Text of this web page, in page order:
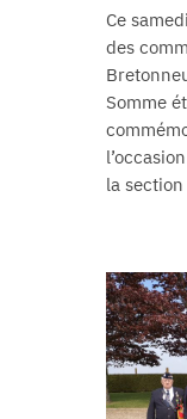
Ce
des
Somme
la